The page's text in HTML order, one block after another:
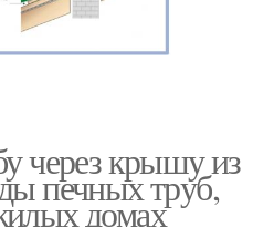
через крышу из
печных труб,
домах